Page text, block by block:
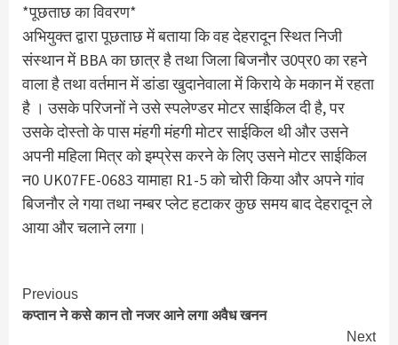
*पूछताछ का विवरण*
अभियुक्त द्वारा पूछताछ में बताया कि वह देहरादून स्थित निजी
संस्थान में BBA का छात्र है तथा जिला बिजनौर उ0प्र0 का रहने
वाला है तथा वर्तमान में डांडा खुदानेवाला में किराये के मकान में रहता
है । उसके परिजनों ने उसे स्पलेण्डर मोटर साईकिल दी है, पर
उसके दोस्तो के पास मंहगी मंहगी मोटर साईकिल थी और उसने
अपनी महिला मित्र को इम्प्रेस करने के लिए उसने मोटर साईकिल
न0 UK07FE-0683 यामाहा R1-5 को चोरी किया और अपने गांव
बिजनौर ले गया तथा नम्बर प्लेट हटाकर कुछ समय बाद देहरादून ले
आया और चलाने लगा।
Continue
Reading
Previous
कप्तान ने कसे कान तो नजर आने लगा अवैध खनन
Next